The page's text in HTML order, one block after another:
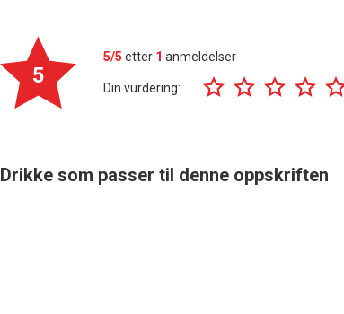
5
5/5 etter 1 anmeldelser
Din vurdering:
Drikke som passer til denne oppskriften